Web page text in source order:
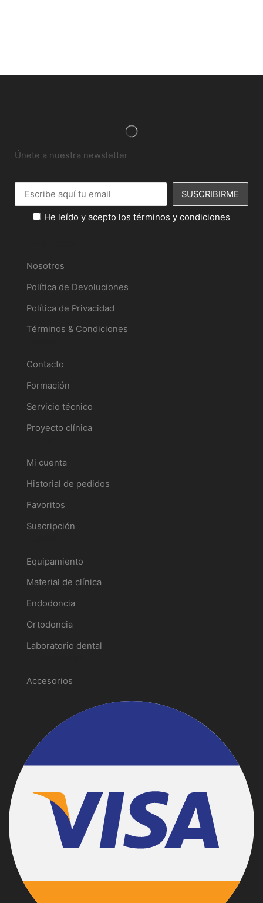
Únete a nuestra newsletter
He leído y acepto los términos y condiciones
Nosotros
Política de Devoluciones
Política de Privacidad
Términos & Condiciones
Contacto
Formación
Servicio técnico
Proyecto clínica
Mi cuenta
Historial de pedidos
Favoritos
Suscripción
Equipamiento
Material de clínica
Endodoncia
Ortodoncia
Laboratorio dental
Accesorios